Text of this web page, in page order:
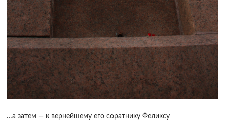
…а затем — к вернейшему его соратнику Феликсу